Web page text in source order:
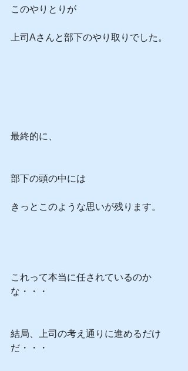
このやりとりが
上司Aさんと部下のやり取りでした。
最終的に、
部下の頭の中には
きっとこのような思いが残ります。
これって本当に任されているのか
な・・・
結局、上司の考え通りに進めるだけ
だ・・・